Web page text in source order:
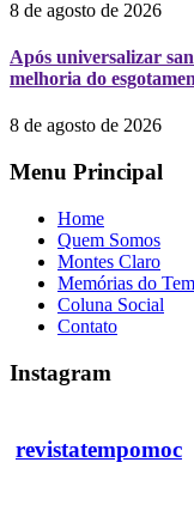
8 de agosto de 2026
Após universalizar
melhoria do
8 de agosto de 2026
Menu Principal
Home
Quem Somos
Montes Claro
Memórias do
Coluna Social
Contato
Instagram
revistatempomoc